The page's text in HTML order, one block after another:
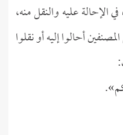
عليه والنقل منه،
أحالوا إليه أو نقلوا